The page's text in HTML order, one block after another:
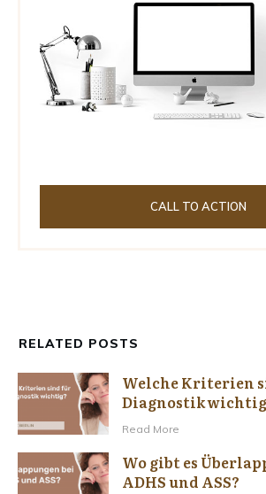
CALL TO ACTION
RELATED POSTS
Welche Kriterien
Diagnostik
Read More
Wo gibt es
ADHS und ASS?